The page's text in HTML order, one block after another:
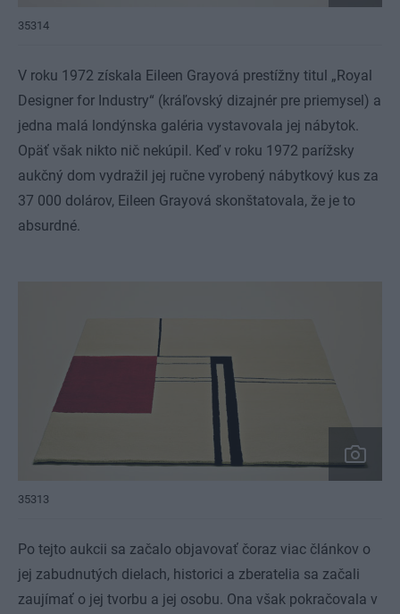
35314
V roku 1972 získala Eileen Grayová prestížny titul „Royal
Designer for Industry“ (kráľovský dizajnér pre priemysel) a
jedna malá londýnska galéria vystavovala jej nábytok.
Opäť však nikto nič nekúpil. Keď v roku 1972 parížsky
aukčný dom vydražil jej ručne vyrobený nábytkový kus za
37 000 dolárov, Eileen Grayová skonštatovala, že je to
absurdné.
35313
Po tejto aukcii sa začalo objavovať čoraz viac článkov o
jej zabudnutých dielach, historici a zberatelia sa začali
zaujímať o jej tvorbu a jej osobu. Ona však pokračovala v